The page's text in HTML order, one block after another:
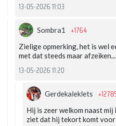
13-05-2026 11:03
Sombra1 +1764
Zielige opmerking, het is wel
met dat steeds maar afzeiken...
13-05-2026 11:20
Gerdekaleklets
Hij is zeer welkom naast
ziet dat hij tekort komt voor